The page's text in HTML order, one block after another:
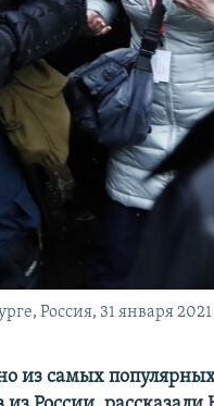
Россия, 31 января 2021
из самых